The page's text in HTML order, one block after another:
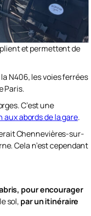
et permettent de
N406, les voies ferrées
Paris.
C’est une
abords de la gare.
Chennevières-sur-
Cela n’est cependant
pour encourager
sol, par un itinéraire